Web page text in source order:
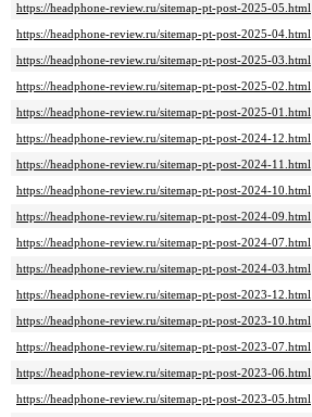
https://headphone-review.ru/sitemap-pt-post-2025-05.html
https://headphone-review.ru/sitemap-pt-post-2025-04.html
https://headphone-review.ru/sitemap-pt-post-2025-03.html
https://headphone-review.ru/sitemap-pt-post-2025-02.html
https://headphone-review.ru/sitemap-pt-post-2025-01.html
https://headphone-review.ru/sitemap-pt-post-2024-12.html
https://headphone-review.ru/sitemap-pt-post-2024-11.html
https://headphone-review.ru/sitemap-pt-post-2024-10.html
https://headphone-review.ru/sitemap-pt-post-2024-09.html
https://headphone-review.ru/sitemap-pt-post-2024-07.html
https://headphone-review.ru/sitemap-pt-post-2024-03.html
https://headphone-review.ru/sitemap-pt-post-2023-12.html
https://headphone-review.ru/sitemap-pt-post-2023-10.html
https://headphone-review.ru/sitemap-pt-post-2023-07.html
https://headphone-review.ru/sitemap-pt-post-2023-06.html
https://headphone-review.ru/sitemap-pt-post-2023-05.html